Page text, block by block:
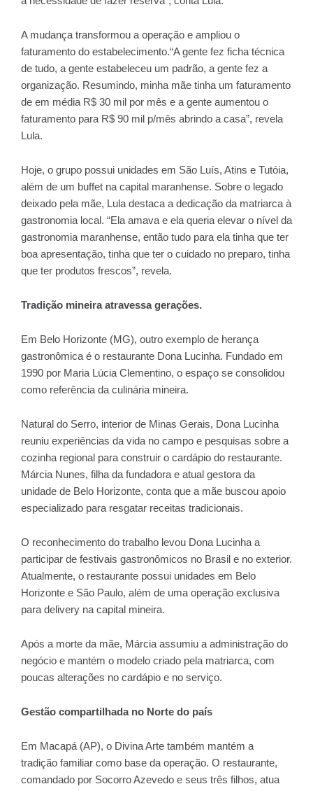
A mudança transformou a operação e ampliou o
faturamento do estabelecimento.“A gente fez ficha técnica
de tudo, a gente estabeleceu um padrão, a gente fez a
organização. Resumindo, minha mãe tinha um faturamento
de em média R$ 30 mil por mês e a gente aumentou o
faturamento para R$ 90 mil p/mês abrindo a casa”, revela
Lula.
Hoje, o grupo possui unidades em São Luís, Atins e Tutóia,
além de um buffet na capital maranhense. Sobre o legado
deixado pela mãe, Lula destaca a dedicação da matriarca à
gastronomia local. “Ela amava e ela queria elevar o nível da
gastronomia maranhense, então tudo para ela tinha que ter
boa apresentação, tinha que ter o cuidado no preparo, tinha
que ter produtos frescos”, revela.
Tradição mineira atravessa gerações.
Em Belo Horizonte (MG), outro exemplo de herança
gastronômica é o restaurante Dona Lucinha. Fundado em
1990 por Maria Lúcia Clementino, o espaço se consolidou
como referência da culinária mineira.
Natural do Serro, interior de Minas Gerais, Dona Lucinha
reuniu experiências da vida no campo e pesquisas sobre a
cozinha regional para construir o cardápio do restaurante.
Márcia Nunes, filha da fundadora e atual gestora da
unidade de Belo Horizonte, conta que a mãe buscou apoio
especializado para resgatar receitas tradicionais.
O reconhecimento do trabalho levou Dona Lucinha a
participar de festivais gastronômicos no Brasil e no exterior.
Atualmente, o restaurante possui unidades em Belo
Horizonte e São Paulo, além de uma operação exclusiva
para delivery na capital mineira.
Após a morte da mãe, Márcia assumiu a administração do
negócio e mantém o modelo criado pela matriarca, com
poucas alterações no cardápio e no serviço.
Gestão compartilhada no Norte do país
Em Macapá (AP), o Divina Arte também mantém a
tradição familiar como base da operação. O restaurante,
comandado por Socorro Azevedo e seus três filhos, atua